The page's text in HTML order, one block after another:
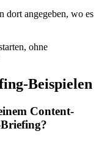
dort angegeben, wo es
ohne
Beispielen
Content-